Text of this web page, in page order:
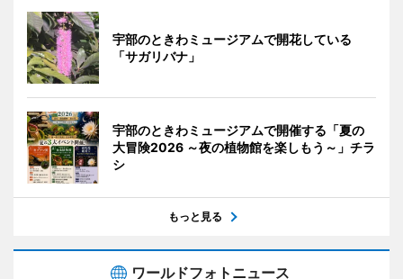
宇部のときわミュージアムで開花している
「サガリバナ」
宇部のときわミュージアムで開催する「夏の
大冒険2026 ～夜の植物館を楽しもう～」チラ
シ
もっと見る
ワールドフォトニュース